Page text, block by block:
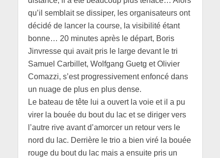
qu’il semblait se dissiper, les organisateurs ont
décidé de lancer la course, la visibilité étant
bonne… 20 minutes après le départ, Boris
Jinvresse qui avait pris le large devant le tri
Samuel Carbillet, Wolfgang Guetg et Olivier
Comazzi, s’est progressivement enfoncé dans
un nuage de plus en plus dense.
Le bateau de tête lui a ouvert la voie et il a pu
virer la bouée du bout du lac et se diriger vers
l’autre rive avant d’amorcer un retour vers le
nord du lac. Derrière le trio a bien viré la bouée
rouge du bout du lac mais a ensuite pris un